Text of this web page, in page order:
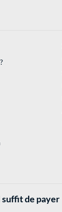
suffit de payer